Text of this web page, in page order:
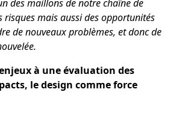
des maillons de notre chaîne de
risques mais aussi des opportunités
de nouveaux problèmes, et donc de
à une évaluation des
le design comme force